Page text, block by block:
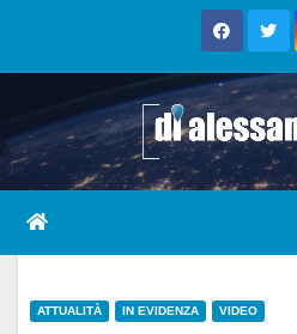
ATTUALITÀ IN EVIDENZA VIDEO